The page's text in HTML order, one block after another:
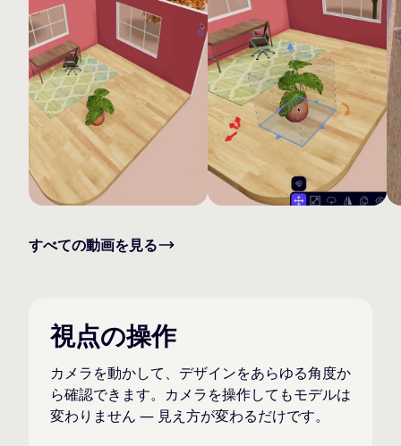
すべての動画を見る
視点の操作
カメラを動かして、デザインをあらゆる角度か
ら確認できます。カメラを操作してもモデルは
変わりません — 見え方が変わるだけです。